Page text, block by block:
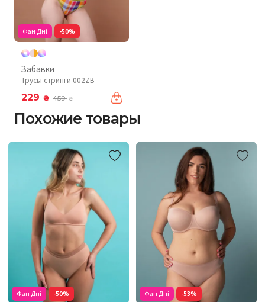
Фан Дні -50%
Забавки
Трусы стринги 002ZB
229 ₴ 459₴
Похожие товары
Фан Дні -50% Фан Дні -53%